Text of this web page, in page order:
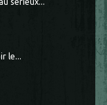
le...